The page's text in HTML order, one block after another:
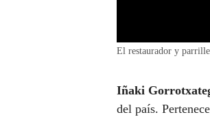
El restaurador y
Iñaki
del país.